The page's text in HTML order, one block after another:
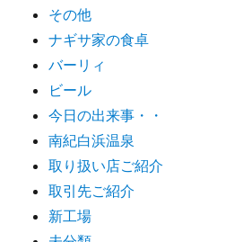
その他
ナギサ家の食卓
バーリィ
ビール
今日の出来事・・
南紀白浜温泉
取り扱い店ご紹介
取引先ご紹介
新工場